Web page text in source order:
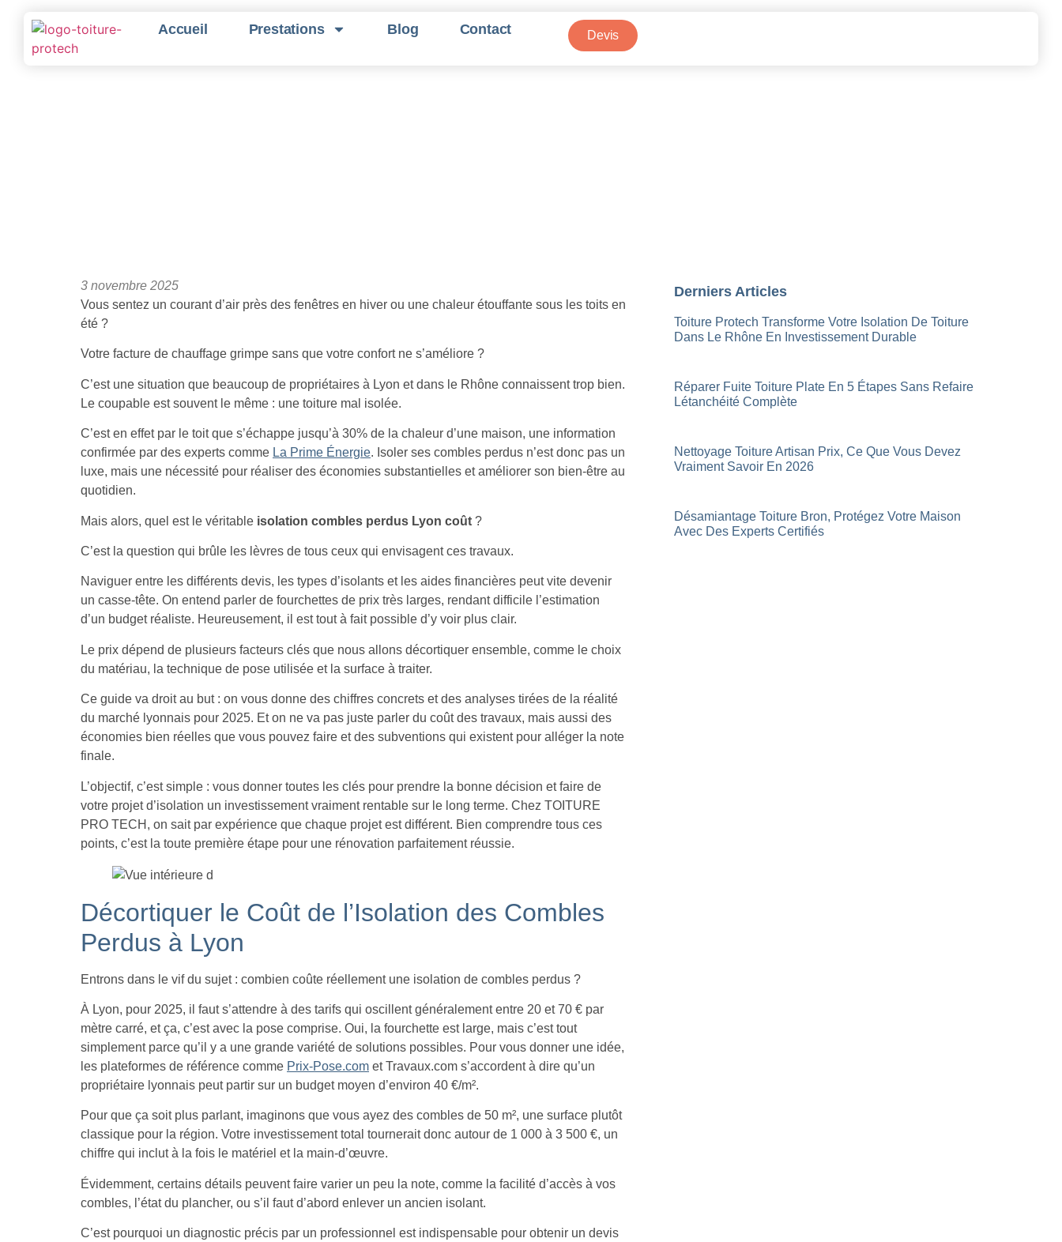
Accueil Prestations Blog Contact Devis
3 novembre 2025
Vous sentez un courant d’air près des fenêtres en hiver ou une chaleur étouffante sous les toits en
été ?
Votre facture de chauffage grimpe sans que votre confort ne s’améliore ?
C’est une situation que beaucoup de propriétaires à Lyon et dans le Rhône connaissent trop bien.
Le coupable est souvent le même : une toiture mal isolée.
C’est en effet par le toit que s’échappe jusqu’à 30% de la chaleur d’une maison, une information
confirmée par des experts comme La Prime Énergie. Isoler ses combles perdus n’est donc pas un
luxe, mais une nécessité pour réaliser des économies substantielles et améliorer son bien-être au
quotidien.
Mais alors, quel est le véritable isolation combles perdus Lyon coût ?
C’est la question qui brûle les lèvres de tous ceux qui envisagent ces travaux.
Naviguer entre les différents devis, les types d’isolants et les aides financières peut vite devenir
un casse-tête. On entend parler de fourchettes de prix très larges, rendant difficile l’estimation
d’un budget réaliste. Heureusement, il est tout à fait possible d’y voir plus clair.
Le prix dépend de plusieurs facteurs clés que nous allons décortiquer ensemble, comme le choix
du matériau, la technique de pose utilisée et la surface à traiter.
Ce guide va droit au but : on vous donne des chiffres concrets et des analyses tirées de la réalité
du marché lyonnais pour 2025. Et on ne va pas juste parler du coût des travaux, mais aussi des
économies bien réelles que vous pouvez faire et des subventions qui existent pour alléger la note
finale.
L’objectif, c’est simple : vous donner toutes les clés pour prendre la bonne décision et faire de
votre projet d’isolation un investissement vraiment rentable sur le long terme. Chez TOITURE
PRO TECH, on sait par expérience que chaque projet est différent. Bien comprendre tous ces
points, c’est la toute première étape pour une rénovation parfaitement réussie.
Décortiquer le Coût de l’Isolation des Combles
Perdus à Lyon
Entrons dans le vif du sujet : combien coûte réellement une isolation de combles perdus ?
À Lyon, pour 2025, il faut s’attendre à des tarifs qui oscillent généralement entre 20 et 70 € par
mètre carré, et ça, c’est avec la pose comprise. Oui, la fourchette est large, mais c’est tout
simplement parce qu’il y a une grande variété de solutions possibles. Pour vous donner une idée,
les plateformes de référence comme Prix-Pose.com et Travaux.com s’accordent à dire qu’un
propriétaire lyonnais peut partir sur un budget moyen d’environ 40 €/m².
Pour que ça soit plus parlant, imaginons que vous ayez des combles de 50 m², une surface plutôt
classique pour la région. Votre investissement total tournerait donc autour de 1 000 à 3 500 €, un
chiffre qui inclut à la fois le matériel et la main-d’œuvre.
Évidemment, certains détails peuvent faire varier un peu la note, comme la facilité d’accès à vos
combles, l’état du plancher, ou s’il faut d’abord enlever un ancien isolant.
C’est pourquoi un diagnostic précis par un professionnel est indispensable pour obtenir un devis
Derniers Articles
Toiture Protech Transforme Votre Isolation De Toiture
Dans Le Rhône En Investissement Durable
Réparer Fuite Toiture Plate En 5 Étapes Sans Refaire
Létanchéité Complète
Nettoyage Toiture Artisan Prix, Ce Que Vous Devez
Vraiment Savoir En 2026
Désamiantage Toiture Bron, Protégez Votre Maison
Avec Des Experts Certifiés